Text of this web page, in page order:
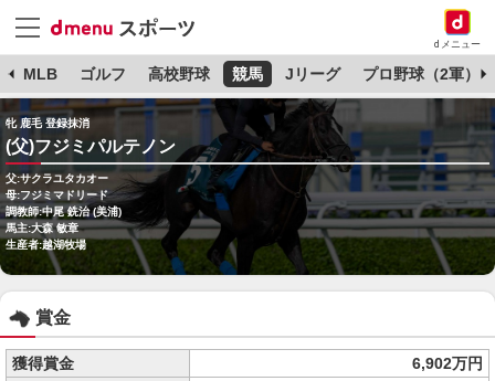
dメニュー
MLB ゴルフ 高校野球 競馬 Jリーグ プロ野球（2軍）
牝 鹿毛 登録抹消
(父)フジミパルテノン
父:サクラユタカオー
母:フジミマドリード
調教師:中尾 銑治 (美浦)
馬主:大森 敏章
生産者:越湖牧場
賞金
獲得賞金
6,902万円